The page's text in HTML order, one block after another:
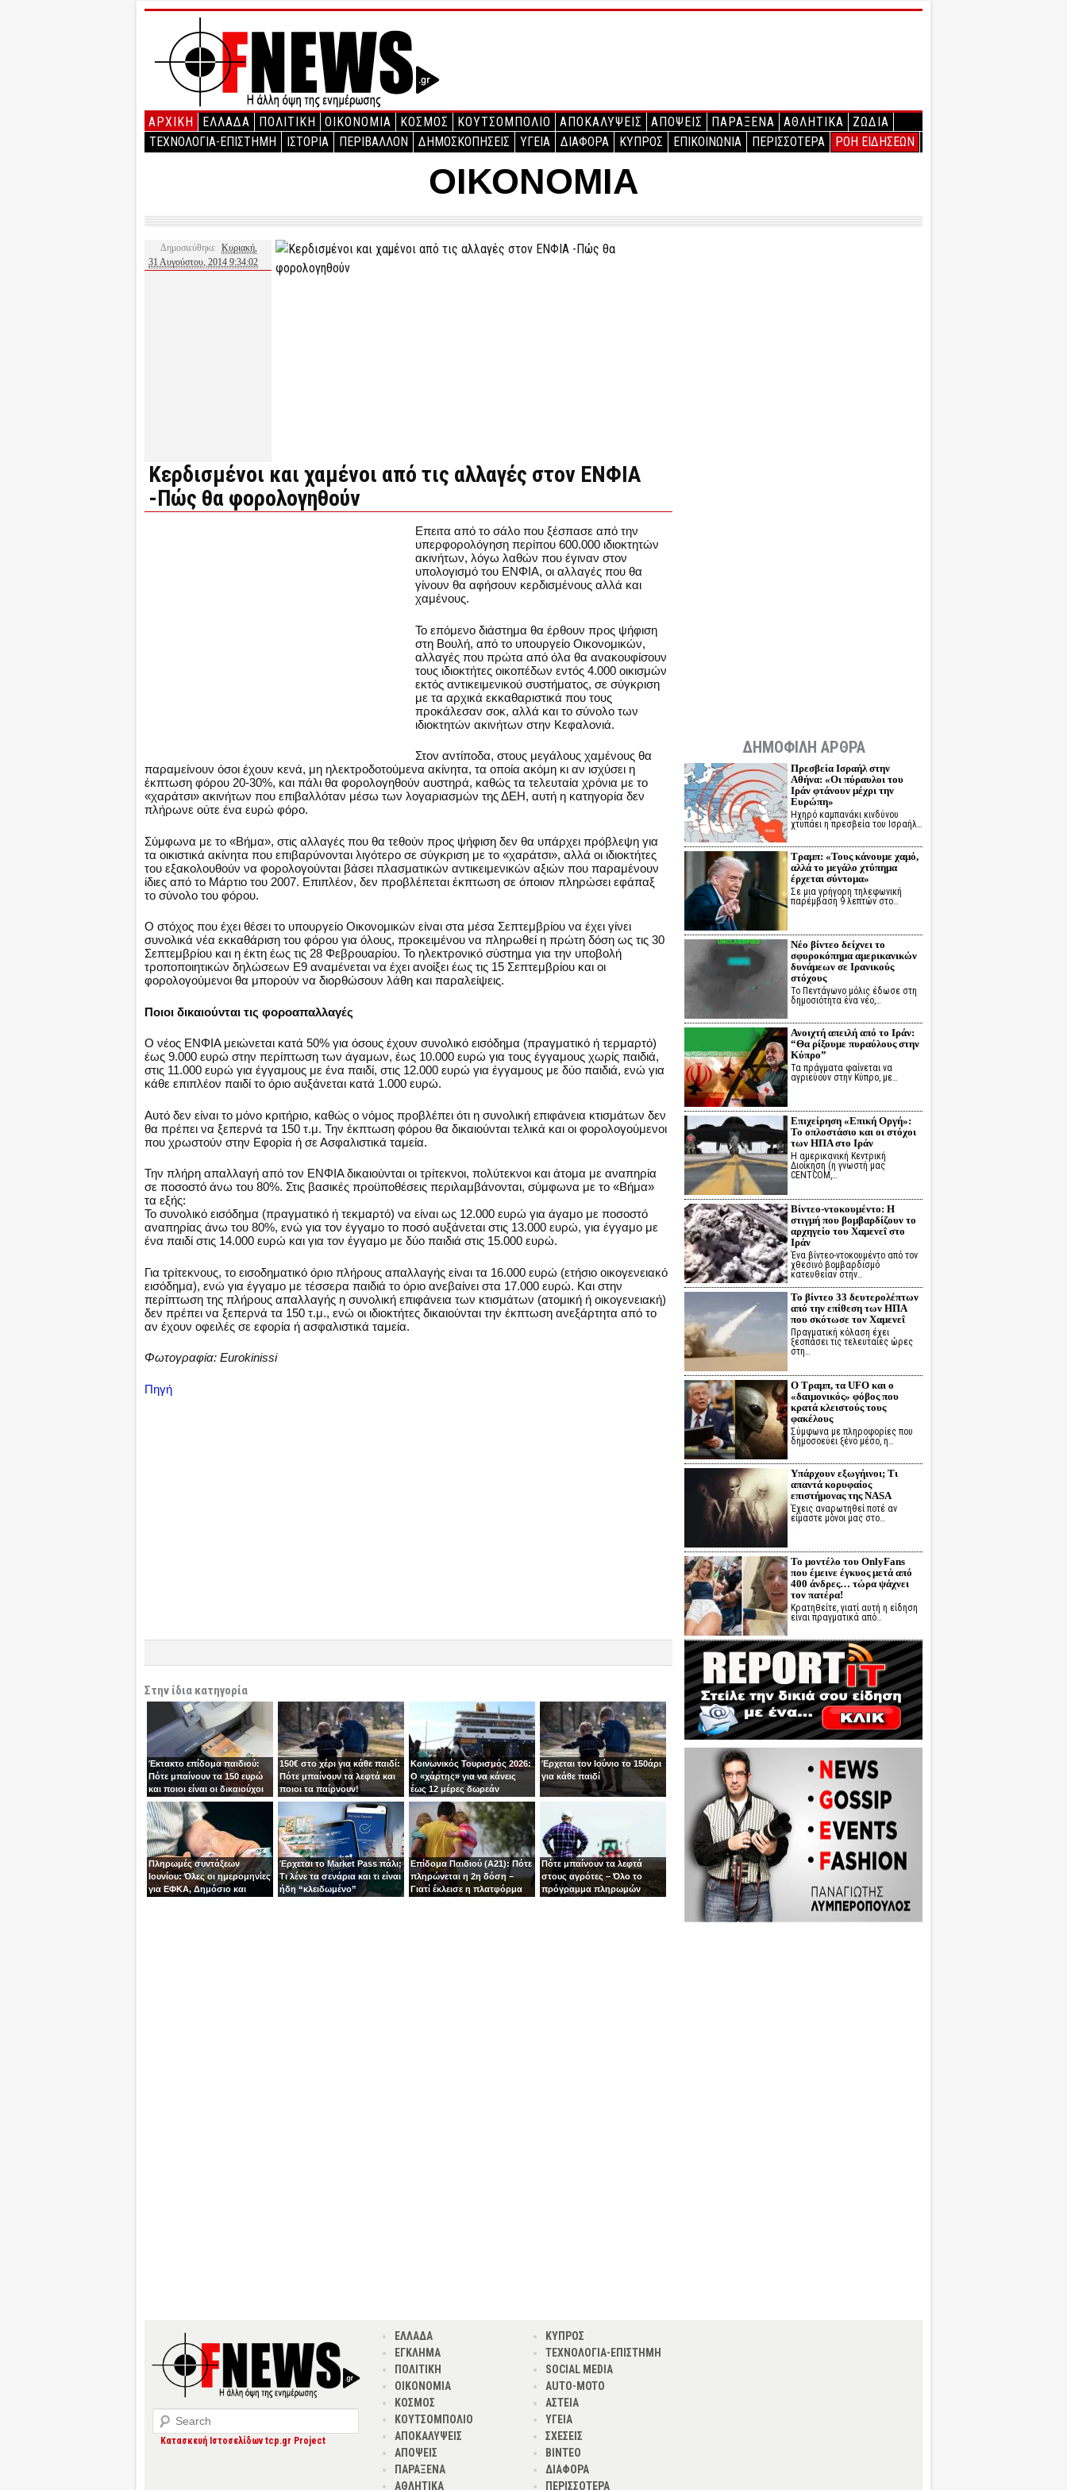
ΑΡΧΙΚΉ ΕΛΛΑΔΑ ΠΟΛΙΤΙΚΗ ΟΙΚΟΝΟΜΙΑ ΚΟΣΜΟΣ ΚΟΥΤΣΟΜΠΟΛΙΟ ΑΠΟΚΑΛΥΨΕΙΣ ΑΠΟΨΕΙΣ ΠΑΡΑΞΕΝΑ ΑΘΛΗΤΙΚΑ
ΖΩΔΙΑ
ΤΕΧΝΟΛΟΓΙΑ-ΕΠΙΣΤΗΜΗ
ΙΣΤΟΡΙΑ ΠΕΡΙΒΑΛΛΟΝ ΔΗΜΟΣΚΟΠΗΣΕΙΣ ΥΓΕΙΑ ΔΙΑΦΟΡΑ ΚΥΠΡΟΣ ΕΠΙΚΟΙΝΩΝΙΑ ΠΕΡΙΣΣΟΤΕΡΑ ΡΟΗ ΕΙΔΗΣΕΩΝ
ΟΙΚΟΝΟΜΙΑ
Δημοσιεύθηκε Κυριακή,
31 Αυγούστου, 2014 9:34:02
Κερδισμένοι και χαμένοι από τις αλλαγές στον ΕΝΦΙΑ
-Πώς θα φορολογηθούν
Επειτα από το σάλο που ξέσπασε από την
υπερφορολόγηση περίπου 600.000 ιδιοκτητών
ακινήτων, λόγω λαθών που έγιναν στον
υπολογισμό του ΕΝΦΙΑ, οι αλλαγές που θα
γίνουν θα αφήσουν κερδισμένους αλλά και
χαμένους.
Το επόμενο διάστημα θα έρθουν προς ψήφιση
στη Βουλή, από το υπουργείο Οικονομικών,
αλλαγές που πρώτα από όλα θα ανακουφίσουν
τους ιδιοκτήτες οικοπέδων εντός 4.000 οικισμών
εκτός αντικειμενικού συστήματος, σε σύγκριση
με τα αρχικά εκκαθαριστικά που τους
προκάλεσαν σοκ, αλλά και το σύνολο των
ιδιοκτητών ακινήτων στην Κεφαλονιά.
Στον αντίποδα, στους μεγάλους χαμένους θα
παραμείνουν όσοι έχουν κενά, μη ηλεκτροδοτούμενα ακίνητα, τα οποία ακόμη κι αν ισχύσει η
έκπτωση φόρου 20-30%, και πάλι θα φορολογηθούν αυστηρά, καθώς τα τελευταία χρόνια με το
«χαράτσι» ακινήτων που επιβαλλόταν μέσω των λογαριασμών της ΔΕΗ, αυτή η κατηγορία δεν
πλήρωνε ούτε ένα ευρώ φόρο.
Σύμφωνα με το «Βήμα», στις αλλαγές που θα τεθούν προς ψήφιση δεν θα υπάρχει πρόβλεψη για
τα οικιστικά ακίνητα που επιβαρύνονται λιγότερο σε σύγκριση με το «χαράτσι», αλλά οι ιδιοκτήτες
του εξακολουθούν να φορολογούνται βάσει πλασματικών αντικειμενικών αξιών που παραμένουν
ίδιες από το Μάρτιο του 2007. Επιπλέον, δεν προβλέπεται έκπτωση σε όποιον πληρώσει εφάπαξ
το σύνολο του φόρου.
Ο στόχος που έχει θέσει το υπουργείο Οικονομικών είναι στα μέσα Σεπτεμβρίου να έχει γίνει
συνολικά νέα εκκαθάριση του φόρου για όλους, προκειμένου να πληρωθεί η πρώτη δόση ως τις 30
Σεπτεμβρίου και η έκτη έως τις 28 Φεβρουαρίου. Το ηλεκτρονικό σύστημα για την υποβολή
τροποποιητικών δηλώσεων Ε9 αναμένεται να έχει ανοίξει έως τις 15 Σεπτεμβρίου και οι
φορολογούμενοι θα μπορούν να διορθώσουν λάθη και παραλείψεις.
Ποιοι δικαιούνται τις φοροαπαλλαγές
Ο νέος ΕΝΦΙΑ μειώνεται κατά 50% για όσους έχουν συνολικό εισόδημα (πραγματικό ή τερμαρτό)
έως 9.000 ευρώ στην περίπτωση των άγαμων, έως 10.000 ευρώ για τους έγγαμους χωρίς παιδιά,
στις 11.000 ευρώ για έγγαμους με ένα παιδί, στις 12.000 ευρώ για έγγαμους με δύο παιδιά, ενώ για
κάθε επιπλέον παιδί το όριο αυξάνεται κατά 1.000 ευρώ.
Αυτό δεν είναι το μόνο κριτήριο, καθώς ο νόμος προβλέπει ότι η συνολική επιφάνεια κτισμάτων δεν
θα πρέπει να ξεπερνά τα 150 τ.μ. Την έκπτωση φόρου θα δικαιούνται τελικά και οι φορολογούμενοι
που χρωστούν στην Εφορία ή σε Ασφαλιστικά ταμεία.
Την πλήρη απαλλαγή από τον ΕΝΦΙΑ δικαιούνται οι τρίτεκνοι, πολύτεκνοι και άτομα με αναπηρία
σε ποσοστό άνω του 80%. Στις βασικές προϋποθέσεις περιλαμβάνονται, σύμφωνα με το «Βήμα»
τα εξής:
Το συνολικό εισόδημα (πραγματικό ή τεκμαρτό) να είναι ως 12.000 ευρώ για άγαμο με ποσοστό
αναπηρίας άνω του 80%, ενώ για τον έγγαμο το ποσό αυξάνεται στις 13.000 ευρώ, για έγγαμο με
ένα παιδί στις 14.000 ευρώ και για τον έγγαμο με δύο παιδιά στις 15.000 ευρώ.
Για τρίτεκνους, το εισοδηματικό όριο πλήρους απαλλαγής είναι τα 16.000 ευρώ (ετήσιο οικογενειακό
εισόδημα), ενώ για έγγαμο με τέσσερα παιδιά το όριο ανεβαίνει στα 17.000 ευρώ. Και στην
περίπτωση της πλήρους απαλλαγής η συνολική επιφάνεια των κτισμάτων (ατομική ή οικογενειακή)
δεν πρέπει να ξεπερνά τα 150 τ.μ., ενώ οι ιδιοκτήτες δικαιούνται την έκπτωση ανεξάρτητα από το
αν έχουν οφειλές σε εφορία ή ασφαλιστικά ταμεία.
Φωτογραφία: Eurokinissi
Πηγή
Στην ίδια κατηγορία
Έκτακτο επίδομα παιδιού:
Πότε μπαίνουν τα 150 ευρώ
και ποιοι είναι οι δικαιούχοι
150€ στο χέρι για κάθε παιδί:
Πότε μπαίνουν τα λεφτά και
ποιοι τα παίρνουν!
Κοινωνικός Τουρισμός 2026:
Ο «χάρτης» για να κάνεις
έως 12 μέρες δωρεάν
διακοπές φέτος
Έρχεται τον Ιούνιο το 150άρι
για κάθε παιδί
Πληρωμές συντάξεων
Ιουνίου: Όλες οι ημερομηνίες
για ΕΦΚΑ, Δημόσιο και
Έρχεται το Market Pass πάλι;
Τι λένε τα σενάρια και τι είναι
ήδη “κλειδωμένο”
Επίδομα Παιδιού (Α21): Πότε
πληρώνεται η 2η δόση –
Γιατί έκλεισε η πλατφόρμα
Πότε μπαίνουν τα λεφτά
στους αγρότες – Όλο το
πρόγραμμα πληρωμών
ΔΗΜΟΦΙΛΗ ΑΡΘΡΑ
Πρεσβεία Ισραήλ στην
Αθήνα: «Οι πύραυλοι του
Ιράν φτάνουν μέχρι την
Ευρώπη»
Ηχηρό καμπανάκι κινδύνου
χτυπάει η πρεσβεία του Ισραήλ…
Τραμπ: «Τους κάνουμε χαμό,
αλλά το μεγάλο χτύπημα
έρχεται σύντομα»
Σε μια γρήγορη τηλεφωνική
παρέμβαση 9 λεπτών στο…
Νέο βίντεο δείχνει το
σφυροκόπημα αμερικανικών
δυνάμεων σε Ιρανικούς
στόχους
Το Πεντάγωνο μόλις έδωσε στη
δημοσιότητα ένα νέο,…
Ανοιχτή απειλή από το Ιράν:
“Θα ρίξουμε πυραύλους στην
Κύπρο”
Τα πράγματα φαίνεται να
αγριεύουν στην Κύπρο, με…
Επιχείρηση «Επική Οργή»:
Το οπλοστάσιο και οι στόχοι
των ΗΠΑ στο Ιράν
Η αμερικανική Κεντρική
Διοίκηση (η γνωστή μας
CENTCOM,…
Βίντεο-ντοκουμέντο: Η
στιγμή που βομβαρδίζουν το
αρχηγείο του Χαμενεΐ στο
Ιράν
Ένα βίντεο-ντοκουμέντο από τον
χθεσινό βομβαρδισμό
κατευθείαν στην…
Το βίντεο 33 δευτερολέπτων
από την επίθεση των ΗΠΑ
που σκότωσε τον Χαμενεΐ
Πραγματική κόλαση έχει
ξεσπάσει τις τελευταίες ώρες
στη…
Ο Τραμπ, τα UFO και ο
«δαιμονικός» φόβος που
κρατά κλειστούς τους
φακέλους
Σύμφωνα με πληροφορίες που
δημοσοεύει ξένο μέσο, η…
Υπάρχουν εξωγήινοι; Τι
απαντά κορυφαίος
επιστήμονας της NASA
Έχεις αναρωτηθεί ποτέ αν
είμαστε μόνοι μας στο…
Το μοντέλο του OnlyFans
που έμεινε έγκυος μετά από
400 άνδρες… τώρα ψάχνει
τον πατέρα!
Κρατηθείτε, γιατί αυτή η είδηση
είναι πραγματικά από…
Search
Κατασκευή Ιστοσελίδων tcp.gr Project
ΕΛΛΑΔΑ
ΕΓΚΛΗΜΑ
ΠΟΛΙΤΙΚΗ
ΟΙΚΟΝΟΜΙΑ
ΚΟΣΜΟΣ
ΚΟΥΤΣΟΜΠΟΛΙΟ
ΑΠΟΚΑΛΥΨΕΙΣ
ΑΠΟΨΕΙΣ
ΠΑΡΑΞΕΝΑ
ΑΘΛΗΤΙΚΑ
ΚΥΠΡΟΣ
ΤΕΧΝΟΛΟΓΙΑ-ΕΠΙΣΤΗΜΗ
SOCIAL MEDIA
AUTO-MOTO
ΑΣΤΕΙΑ
ΥΓΕΙΑ
ΣΧΕΣΕΙΣ
ΒΙΝΤΕΟ
ΔΙΑΦΟΡΑ
ΠΕΡΙΣΣΟΤΕΡΑ